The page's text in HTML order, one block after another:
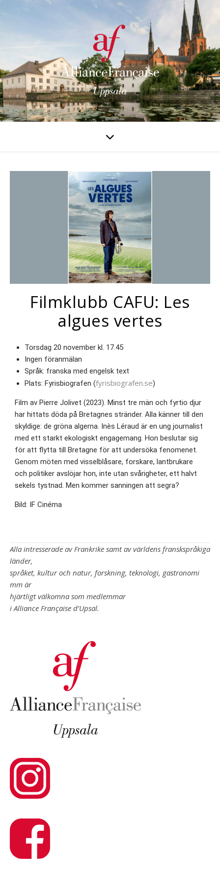
Filmklubb CAFU: Les
algues vertes
Torsdag 20 november kl. 17.45
Ingen föranmälan
Språk: franska med engelsk text
Plats: Fyrisbiografen (fyrisbiografen.se)
Film av Pierre Jolivet (2023). Minst tre män och fyrtio djur
har hittats döda på Bretagnes stränder. Alla känner till den
skyldige: de gröna algerna. Inès Léraud är en ung journalist
med ett starkt ekologiskt engagemang. Hon beslutar sig
för att flytta till Bretagne för att undersöka fenomenet.
Genom möten med visselblåsare, forskare, lantbrukare
och politiker avslöjar hon, inte utan svårigheter, ett halvt
sekels tystnad. Men kommer sanningen att segra?
Bild: IF Cinéma
Alla intresserade av Frankrike samt av världens franskspråkiga
länder,
språket, kultur och natur, forskning, teknologi, gastronomi
mm är
hjärtligt välkomna som medlemmar
i Alliance Française d’Upsal.